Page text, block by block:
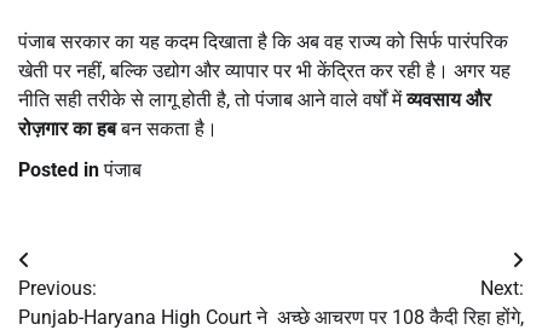
पंजाब सरकार का यह कदम दिखाता है कि अब वह राज्य को सिर्फ पारंपरिक
खेती पर नहीं, बल्कि उद्योग और व्यापार पर भी केंद्रित कर रही है। अगर यह
नीति सही तरीके से लागू होती है, तो पंजाब आने वाले वर्षों मेंव्यवसाय और
रोज़गार का हबबन सकता है।
Posted inपंजाब
Post
navigation
Previous:
Punjab-Haryana High Court ने
Next:
अच्छे आचरण पर 108 कैदी रिहा होंगे,